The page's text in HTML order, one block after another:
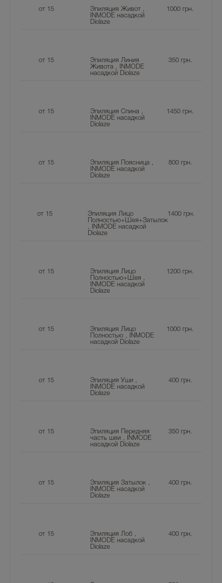
от 15
Эпиляция Живот ,
INMODE насадкой
Diolaze
1000 грн.
от 15
Эпиляция Линия
Живота , INMODE
насадкой Diolaze
350грн.
от 15
Эпиляция Спина ,
INMODE насадкой
Diolaze
1450 грн.
от 15
Эпиляция Поясница ,
INMODE насадкой
Diolaze
800грн.
от 15
Эпиляция Лицо
Полностью+Шея+Затылок
, INMODE насадкой
Diolaze
1400грн.
от 15
Эпиляция Лицо
Полностью+Шея ,
INMODE насадкой
Diolaze
1200 грн.
от 15
Эпиляция Лицо
Полностью , INMODE
насадкой Diolaze
1000 грн.
от 15
Эпиляция Уши ,
INMODE насадкой
Diolaze
400грн.
от 15
Эпиляция Передняя
часть шеи , INMODE
насадкой Diolaze
350грн.
от 15
Эпиляция Затылок ,
INMODE насадкой
Diolaze
400грн.
от 15
Эпиляция Лоб ,
INMODE насадкой
Diolaze
400грн.